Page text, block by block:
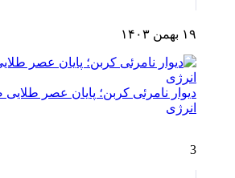
۱۹ بهمن ۱۴۰۳
دیوار نامرئی کربن؛ پایان عصر طلایی
انرژی
3